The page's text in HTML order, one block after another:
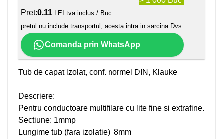
Pret:0.11 LEI tva inclus / Buc
pretul nu include transportul, acesta intra in sarcina Dvs.
Comanda prin WhatsApp
Tub de capat izolat, conf. normei DIN, Klauke
Descriere:
Pentru conductoare multifilare cu lite fine si extrafine.
Sectiune: 1mmp
Lungime tub (fara izolatie): 8mm